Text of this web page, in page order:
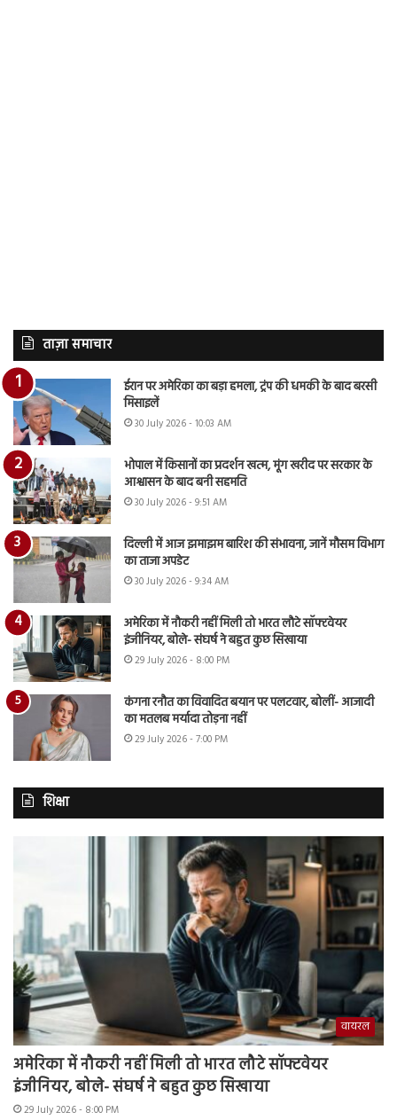
ताज़ा समाचार
ईरान पर अमेरिका का बड़ा हमला, ट्रंप की धमकी के बाद बरसी
मिसाइलें
30 July 2026 - 10:03 AM
भोपाल में किसानों का प्रदर्शन खत्म, मूंग खरीद पर सरकार के
आश्वासन के बाद बनी सहमति
30 July 2026 - 9:51 AM
दिल्ली में आज झमाझम बारिश की संभावना, जानें मौसम विभाग
का ताजा अपडेट
30 July 2026 - 9:34 AM
अमेरिका में नौकरी नहीं मिली तो भारत लौटे सॉफ्टवेयर
इंजीनियर, बोले- संघर्ष ने बहुत कुछ सिखाया
29 July 2026 - 8:00 PM
कंगना रनौत का विवादित बयान पर पलटवार, बोलीं- आजादी
का मतलब मर्यादा तोड़ना नहीं
29 July 2026 - 7:00 PM
शिक्षा
वायरल
अमेरिका में नौकरी नहीं मिली तो भारत लौटे सॉफ्टवेयर
इंजीनियर, बोले- संघर्ष ने बहुत कुछ सिखाया
29 July 2026 - 8:00 PM